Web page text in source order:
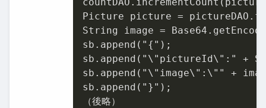
Picture picture =
String image =
sb.append("{");
sb.append("\"pictureId\":" +
sb.append("\"image\":\"" +
sb.append("}");
（後略）